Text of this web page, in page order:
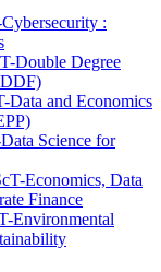
:
Double Degree
Data and Economics
Science for
Economics, Data
Finance
Environmental